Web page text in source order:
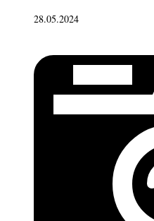
28.05.2024